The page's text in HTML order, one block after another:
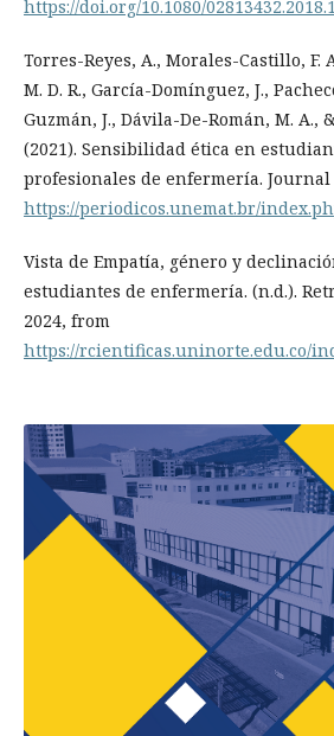
https://doi.org/10.1080/
Torres-Reyes, A., Morales-Castillo, F.
M. D. R., García-Domínguez, J.,
Guzmán, J., Dávila-De-Román, M. A.,
(2021). Sensibilidad ética en
profesionales de enfermería. Journal
https://periodicos.unemat.br/
Vista de Empatía, género y
estudiantes de enfermería. (n.d.).
2024, from
https://rcientificas.uninorte.edu.co/